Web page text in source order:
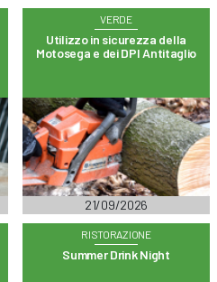
VERDE
Utilizzo in sicurezza della
Motosega e dei DPI Antitaglio
21/09/2026
RISTORAZIONE
Summer Drink Night